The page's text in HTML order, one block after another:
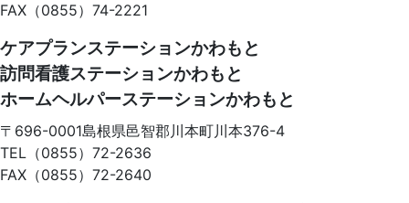
FAX（0855）74-2221
ケアプランステーションかわもと
訪問看護ステーションかわもと
ホームヘルパーステーションかわもと
〒696-0001島根県邑智郡川本町川本376-4
TEL（0855）72-2636
FAX（0855）72-2640